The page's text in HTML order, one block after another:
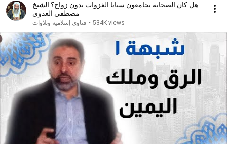
هل كان الصحابة يجامعون سبايا الغزوات بدون زواج؟ الشيخ
مصطفى العدوى
فتاوى إسلامية وتلاوات • 534K views